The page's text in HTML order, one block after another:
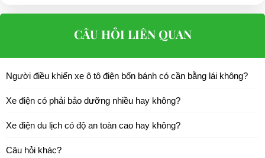
CÂU HỎI LIÊN QUAN
Người điều khiển xe ô tô điện bốn bánh có cần bằng lái không?
Xe điện có phải bảo dưỡng nhiều hay không?
Xe điện du lịch có độ an toàn cao hay không?
Câu hỏi khác?